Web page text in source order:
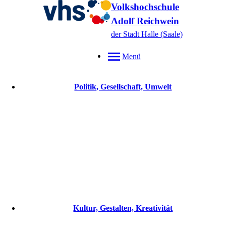
Volkshochschule
Adolf Reichwein
der Stadt Halle (Saale)
Menü
Politik, Gesellschaft, Umwelt
Kultur, Gestalten, Kreativität